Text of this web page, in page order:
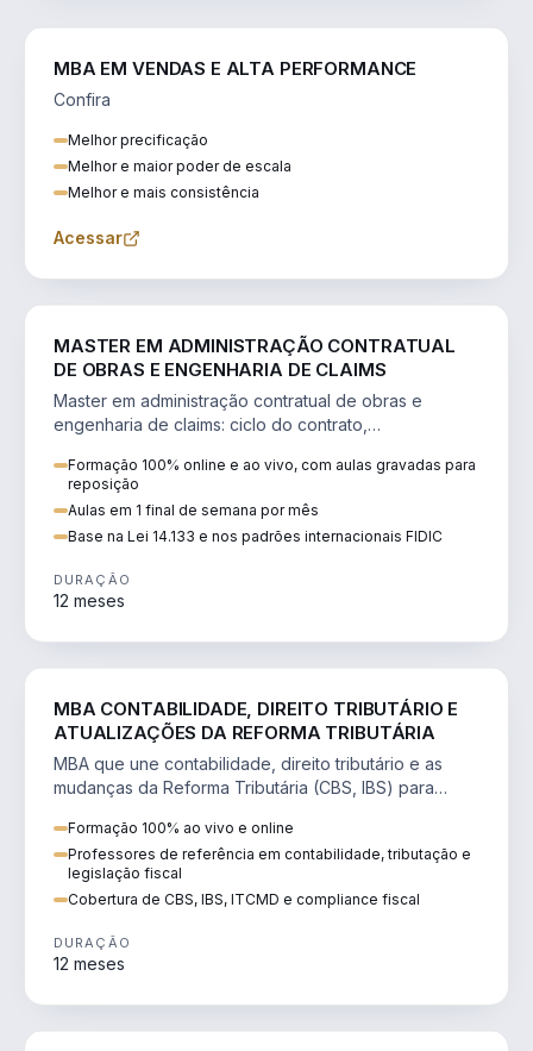
MBA EM VENDAS E ALTA PERFORMANCE
Confira
Melhor precificação
Melhor e maior poder de escala
Melhor e mais consistência
Acessar
MASTER EM ADMINISTRAÇÃO CONTRATUAL
DE OBRAS E ENGENHARIA DE CLAIMS
Master em administração contratual de obras e
engenharia de claims: ciclo do contrato,
Formação 100% online e ao vivo, com aulas gravadas para
reposição
Aulas em 1 final de semana por mês
Base na Lei 14.133 e nos padrões internacionais FIDIC
DURAÇÃO
12 meses
MBA CONTABILIDADE, DIREITO TRIBUTÁRIO E
ATUALIZAÇÕES DA REFORMA TRIBUTÁRIA
MBA que une contabilidade, direito tributário e as
mudanças da Reforma Tributária (CBS, IBS) para
Formação 100% ao vivo e online
Professores de referência em contabilidade, tributação e
legislação fiscal
Cobertura de CBS, IBS, ITCMD e compliance fiscal
DURAÇÃO
12 meses